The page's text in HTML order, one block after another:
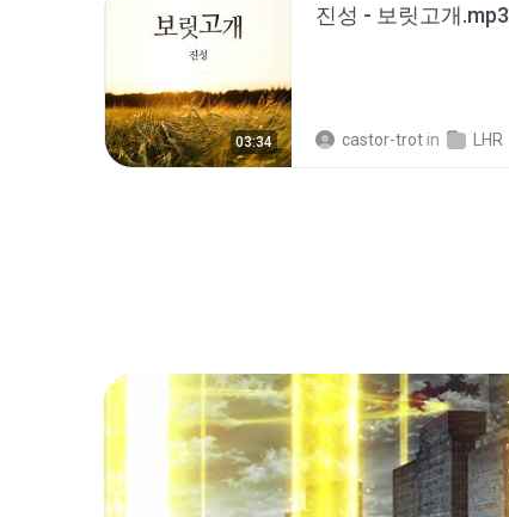
03:34
진성 - 보릿고개.mp3
castor-trot in LHR